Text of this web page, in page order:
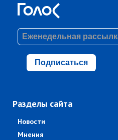
Подписаться
Разделы сайта
Новости
Мнения